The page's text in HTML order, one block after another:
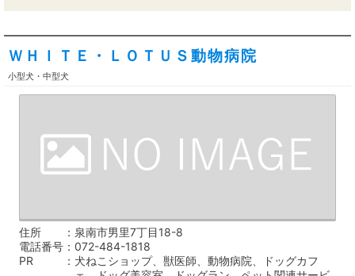
ＷＨＩＴＥ・ＬＯＴＵＳ動物病院
小型犬・中型犬
住所
泉南市男里7丁目18-8
電話番号
072-484-1818
PR
犬ねこショップ、獣医師、動物病院、ドッグカフ